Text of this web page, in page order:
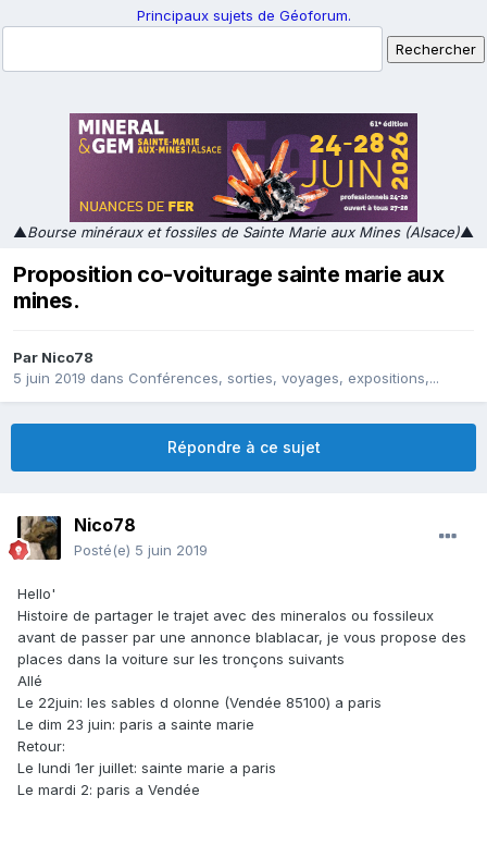
Principaux sujets de Géoforum.
▲Bourse minéraux et fossiles de Sainte Marie aux Mines (Alsace)▲
Proposition co-voiturage sainte marie aux
mines.
Par Nico78
5 juin 2019 dans Conférences, sorties, voyages, expositions,...
Répondre à ce sujet
Nico78
Posté(e) 5 juin 2019
Hello'
Histoire de partager le trajet avec des mineralos ou fossileux
avant de passer par une annonce blablacar, je vous propose des
places dans la voiture sur les tronçons suivants
Allé
Le 22juin: les sables d olonne (Vendée 85100) a paris
Le dim 23 juin: paris a sainte marie
Retour:
Le lundi 1er juillet: sainte marie a paris
Le mardi 2: paris a Vendée